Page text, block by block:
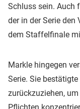
Schluss sein. Auch
der in der Serie den
dem Staffelfinale
Markle hingegen
Serie. Sie
zurückzuziehen,